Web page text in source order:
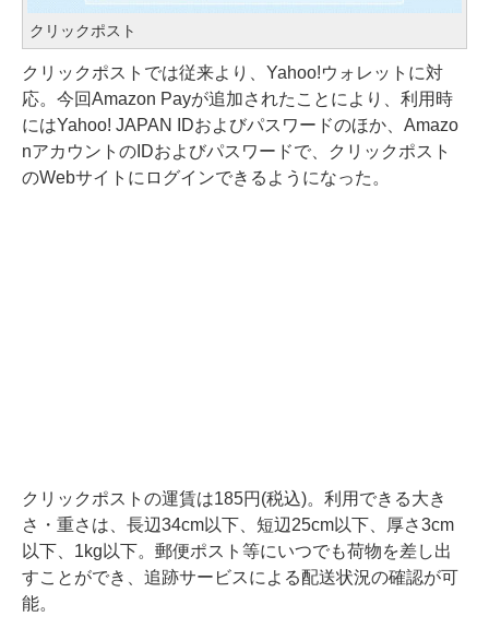
クリックポスト
クリックポストでは従来より、Yahoo!ウォレットに対
応。今回Amazon Payが追加されたことにより、利用時
にはYahoo! JAPAN IDおよびパスワードのほか、Amazo
nアカウントのIDおよびパスワードで、クリックポスト
のWebサイトにログインできるようになった。
クリックポストの運賃は185円(税込)。利用できる大き
さ・重さは、長辺34cm以下、短辺25cm以下、厚さ3cm
以下、1kg以下。郵便ポスト等にいつでも荷物を差し出
すことができ、追跡サービスによる配送状況の確認が可
能。